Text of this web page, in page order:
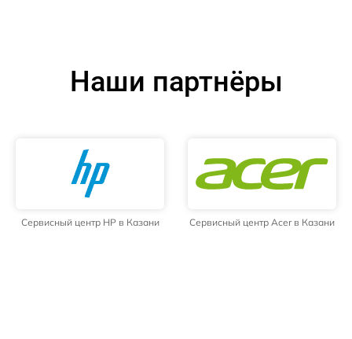
Наши партнёры
Сервисный центр HP в Казани Сервисный центр Acer в Казани